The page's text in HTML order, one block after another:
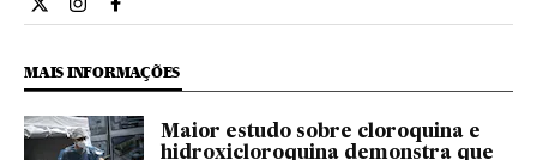
Ciencia El País Brasil en Twitter
Ciencia El País Brasil en Instagram
Ciencia El País Brasil en Facebook
MAIS INFORMAÇÕES
Maior estudo sobre cloroquina e
hidroxicloroquina demonstra que